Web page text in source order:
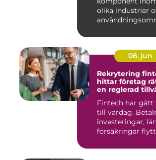
olika industrier
08. jun
Rekrytering
hittar företag
en reglerad
Fintech har gått
till vardag.
investeringar,
försäkringar